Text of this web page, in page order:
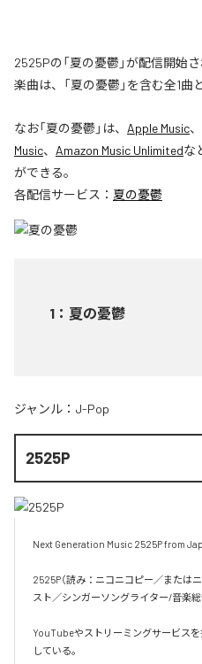
2525Pの「夏の憂鬱」が配信開始
楽曲は、「夏の憂鬱」を含む全1曲
なお「夏の憂鬱 」は、 Apple Music、
Music、 Amazon Music Unlimitedな
ができる。
各配信サービス： 夏の憂鬱
1 ： 夏の憂鬱
ジャンル： J-Pop
2525P
Next Generation Music 2525P from
2525P（読み：ニコニコピー／または
スト／シンガーソングライター/音楽
YouTubeやストリーミングサービス
している。